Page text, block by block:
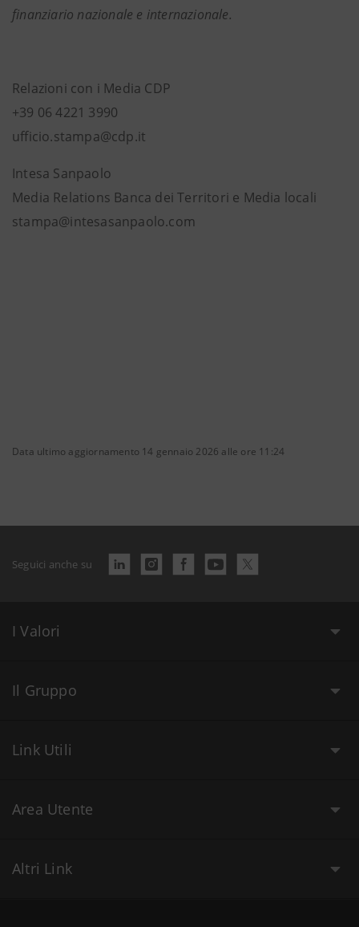
finanziario nazionale e internazionale.
Relazioni con i Media CDP
+39 06 4221 3990
ufficio.stampa@cdp.it
Intesa Sanpaolo
Media Relations Banca dei Territori e Media locali
stampa@intesasanpaolo.com
Data ultimo aggiornamento 14 gennaio 2026 alle ore 11:24
Seguici anche su
I Valori
Il Gruppo
Link Utili
Area Utente
Altri Link